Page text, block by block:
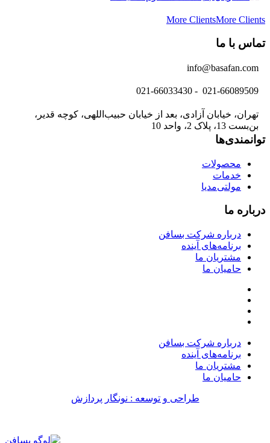
More ClientsMore Clients
تماس با ما
info@basafan.com
021-66089509 - 021-66033430
تهران، خیابان آزادی، بعد از خیابان حبیب‌اللهی، کوچه قدیر،
بن‌بست 13، پلاک 2، واحد 10
توانمندی‌ها
محصولات
خدمات
مولتی‌مدیا
درباره ما
درباره شرکت بسافن
برنامه‌های آینده
مشتریان ما
حامیان ما
درباره شرکت بسافن
برنامه‌های آینده
مشتریان ما
حامیان ما
طراحی و توسعه : نونگار پردازش